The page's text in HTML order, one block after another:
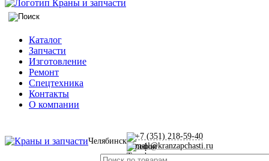
Каталог
Запчасти
Изготовление
Ремонт
Спецтехника
Контакты
О компании
Челябинск
+7 (351) 218-59-40
mail@kranzapchasti.ru